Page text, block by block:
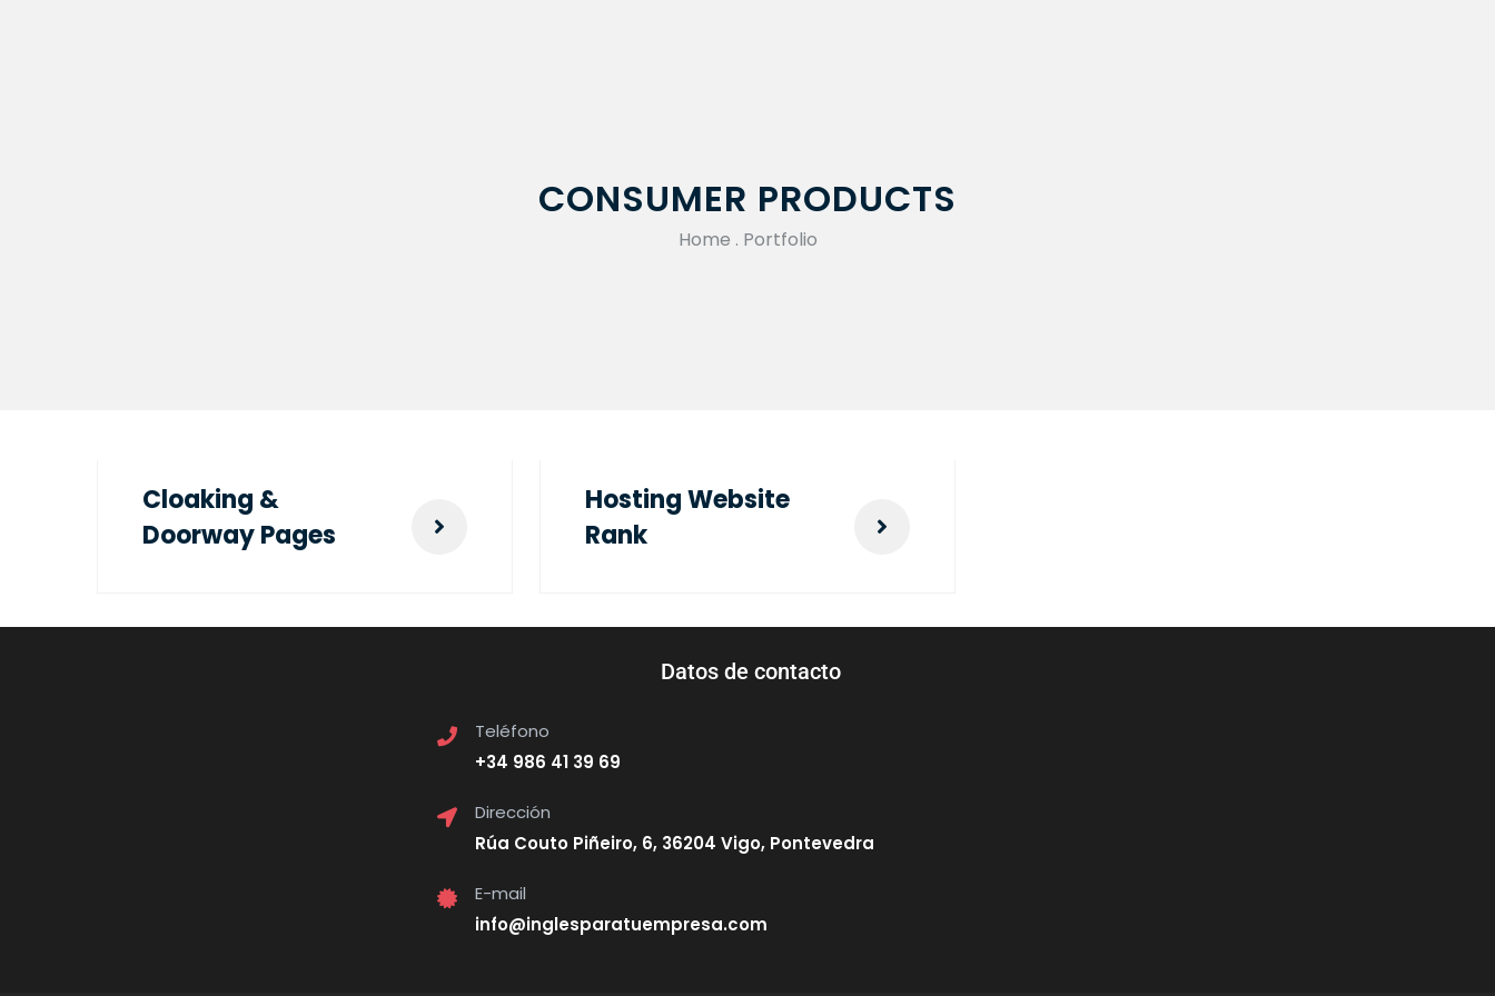
CONSUMER PRODUCTS
Home . Portfolio
Cloaking &
Doorway Pages
Hosting Website
Rank
Datos de contacto
Teléfono
+34 986 41 39 69
Dirección
Rúa Couto Piñeiro, 6, 36204 Vigo, Pontevedra
E-mail
info@inglesparatuempresa.com